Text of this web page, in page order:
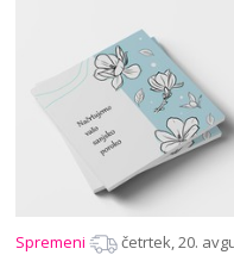
Spremeni četrtek, 20.